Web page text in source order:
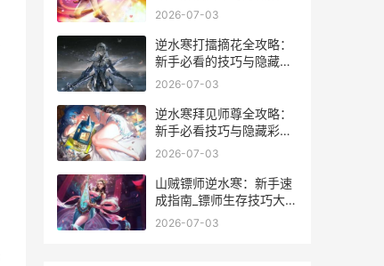
与连招技巧
2026-07-03
逆水寒打擂摘花全攻略：
新手必看的技巧与隐藏玩
法
2026-07-03
逆水寒拜见师尊全攻略：
新手必看技巧与隐藏彩蛋
揭秘
2026-07-03
山贼镖师逆水寒：新手速
成指南_镖师生存技巧大揭
秘_
2026-07-03